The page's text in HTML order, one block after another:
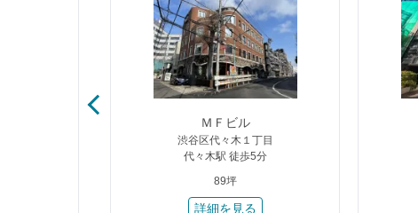
ＭＦビル
渋谷区代々木１丁目
代々木駅 徒歩5分
89坪
詳細を見る